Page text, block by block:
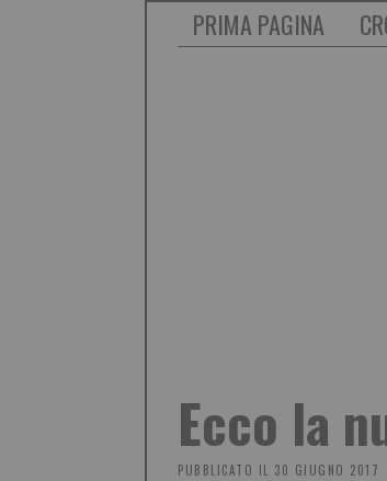
PRIMA PAGINA
Ecco la
PUBBLICATO IL 30 GIUGNO 2017